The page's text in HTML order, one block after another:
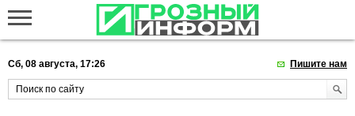
Сб, 08 августа, 17:26 Пишите нам